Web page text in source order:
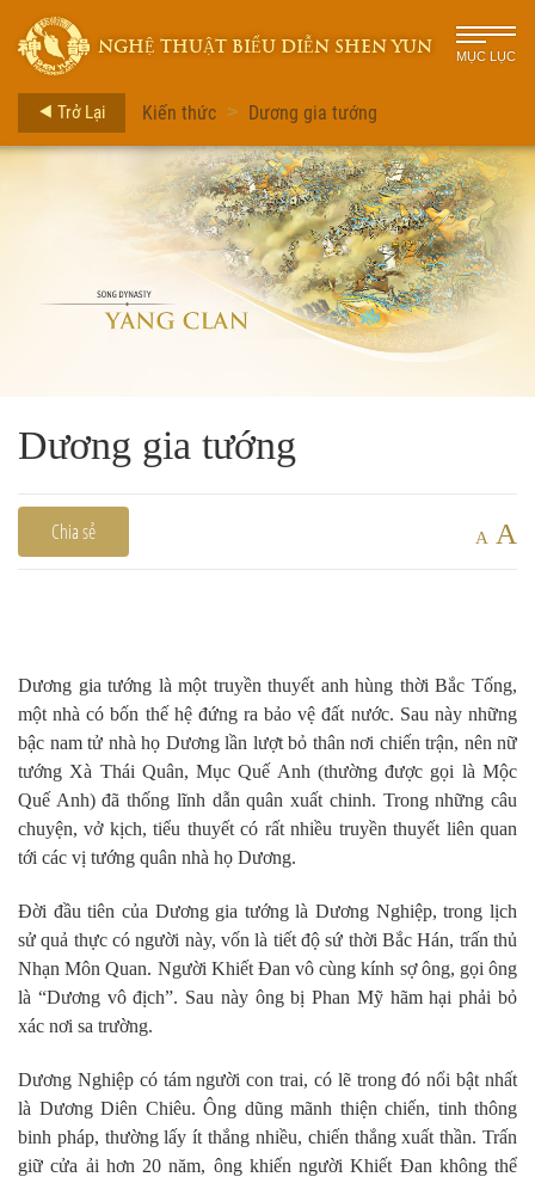
NGHỆ THUẬT BIỂU DIỄN SHEN YUN MỤC LỤC
Trở Lại Kiến thức > Dương gia tướng
Dương gia tướng
Chia sẻ A A
Dương gia tướng là một truyền thuyết anh hùng thời Bắc Tống,
một nhà có bốn thế hệ đứng ra bảo vệ đất nước. Sau này những
bậc nam tử nhà họ Dương lần lượt bỏ thân nơi chiến trận, nên nữ
tướng Xà Thái Quân, Mục Quế Anh (thường được gọi là Mộc
Quế Anh) đã thống lĩnh dẫn quân xuất chinh. Trong những câu
chuyện, vở kịch, tiểu thuyết có rất nhiều truyền thuyết liên quan
tới các vị tướng quân nhà họ Dương.
Đời đầu tiên của Dương gia tướng là Dương Nghiệp, trong lịch
sử quả thực có người này, vốn là tiết độ sứ thời Bắc Hán, trấn thủ
Nhạn Môn Quan. Người Khiết Đan vô cùng kính sợ ông, gọi ông
là “Dương vô địch”. Sau này ông bị Phan Mỹ hãm hại phải bỏ
xác nơi sa trường.
Dương Nghiệp có tám người con trai, có lẽ trong đó nổi bật nhất
là Dương Diên Chiêu. Ông dũng mãnh thiện chiến, tinh thông
binh pháp, thường lấy ít thắng nhiều, chiến thắng xuất thần. Trấn
giữ cửa ải hơn 20 năm, ông khiến người Khiết Đan không thể